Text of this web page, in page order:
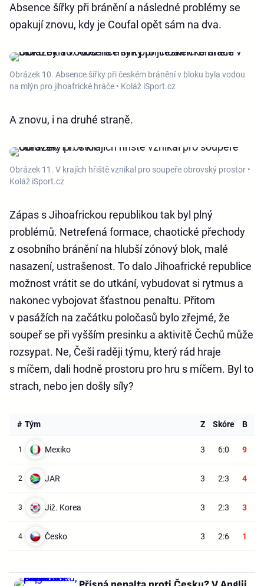
Absence šířky při bránění a následné problémy se
opakují znovu, kdy je Coufal opět sám na dva.
Obrázek 10. Absence šířky při českém bránění v bloku byla vodou
na mlýn pro jihoafrické hráče • Koláž iSport.cz
A znovu, i na druhé straně.
Obrázek 11. V krajích hřiště vznikal pro soupeře obrovský prostor •
Koláž iSport.cz
Zápas s Jihoafrickou republikou tak byl plný
problémů. Netrefená formace, chaotické přechody
z osobního bránění na hlubší zónový blok, malé
nasazení, ustrašenost. To dalo Jihoafrické republice
možnost vrátit se do utkání, vybudovat si rytmus a
nakonec vybojovat šťastnou penaltu. Přitom
v pasážích na začátku poločasů bylo zřejmé, že
soupeř se při vyšším presinku a aktivitě Čechů může
rozsypat. Ne, Češi raději týmu, který rád hraje
s míčem, dali hodně prostoru pro hru s míčem. Byl to
strach, nebo jen došly síly?
# Tým Z Skóre B
1 Mexiko 3 6:0 9
2 JAR 3 2:3 4
3 Již. Korea 3 2:3 3
4 Česko 3 2:6 1